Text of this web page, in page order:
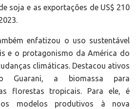
soja e as exportações de US$ 210
enfatizou o uso sustentável
e o protagonismo da América do
climáticas. Destacou ativos
Guarani, a biomassa para
florestas tropicais. Para ele, é
modelos produtivos à nova